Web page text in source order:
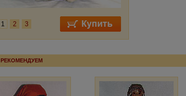
1 2 3
РЕКОМЕНДУЕМ